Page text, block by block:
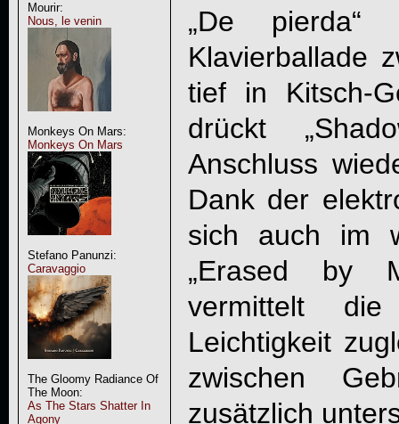
Mourir:
Nous, le venin
Monkeys On Mars:
Monkeys On Mars
Stefano Panunzi:
Caravaggio
The Gloomy Radiance Of
The Moon:
As The Stars Shatter In
Agony
„De pierda“
Klavierballade
tief in Kitsch-
drückt
Anschluss
Dank der
sich auch im
„Erased by
vermittelt
Leichtigkeit
zwischen
zusätzlich